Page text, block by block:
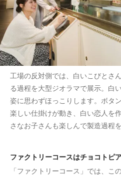
工場の反対側では、白いこびとさ
る過程を大型ジオラマで展示。白
姿に思わずほっこりします。ボタ
楽しい仕掛けが動き、白い恋人を
さなお子さんも楽しんで製造過程
ファクトリーコースはチョコトピ
「ファクトリーコース」では、こ